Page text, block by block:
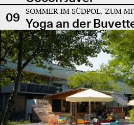
09
SOMMER IM SÜDPOL, ZUM
Yoga an der